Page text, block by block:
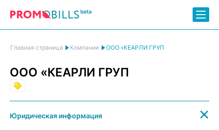
Главная страница Компании ООО «КЕАРЛИ ГРУП
ООО «КЕАРЛИ ГРУП
Юридическая информация